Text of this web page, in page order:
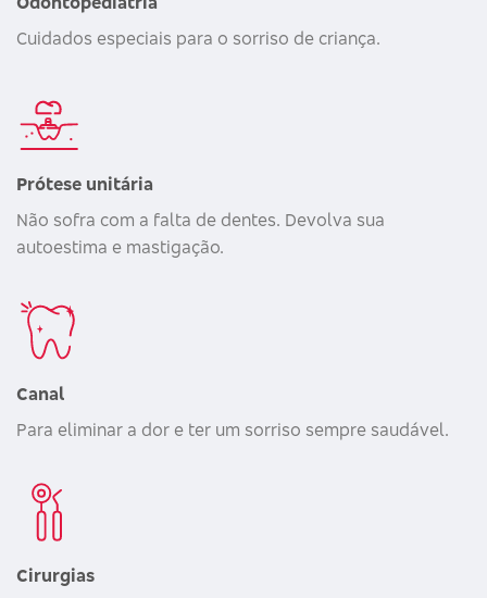
Cuidados especiais para o sorriso de criança.
Prótese unitária
Não sofra com a falta de dentes. Devolva sua
autoestima e mastigação.
Canal
Para eliminar a dor e ter um sorriso sempre saudável.
Cirurgias